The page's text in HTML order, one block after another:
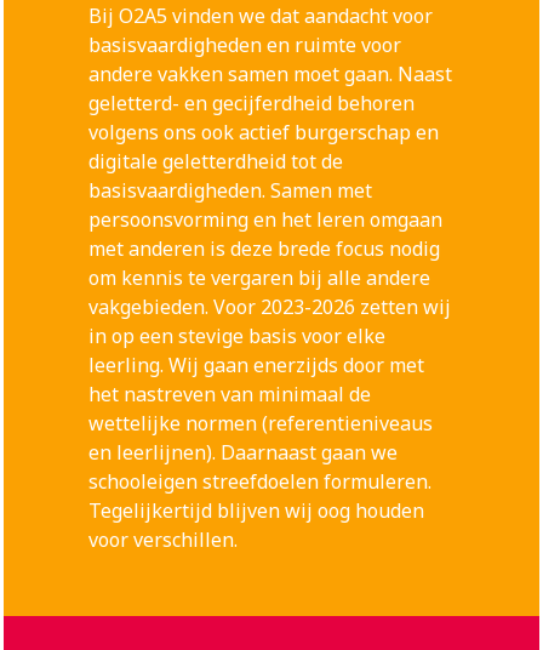
Bij O2A5 vinden we dat aandacht voor
basisvaardigheden en ruimte voor
andere vakken samen moet gaan. Naast
geletterd- en gecijferdheid behoren
volgens ons ook actief burgerschap en
digitale geletterdheid tot de
basisvaardigheden. Samen met
persoonsvorming en het leren omgaan
met anderen is deze brede focus nodig
om kennis te vergaren bij alle andere
vakgebieden. Voor 2023-2026 zetten wij
in op een stevige basis voor elke
leerling. Wij gaan enerzijds door met
het nastreven van minimaal de
wettelijke normen (referentieniveaus
en leerlijnen). Daarnaast gaan we
schooleigen streefdoelen formuleren.
Tegelijkertijd blijven wij oog houden
voor verschillen.